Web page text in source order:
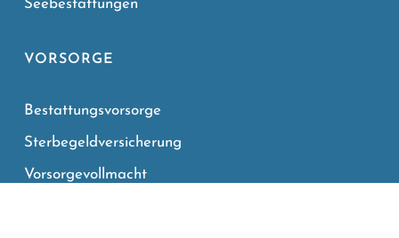
Seebestattungen
VORSORGE
Bestattungsvorsorge
Sterbegeldversicherung
Vorsorgevollmacht